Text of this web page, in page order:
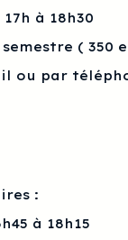
à 18h30
( 350
ou par
:
à 18h15